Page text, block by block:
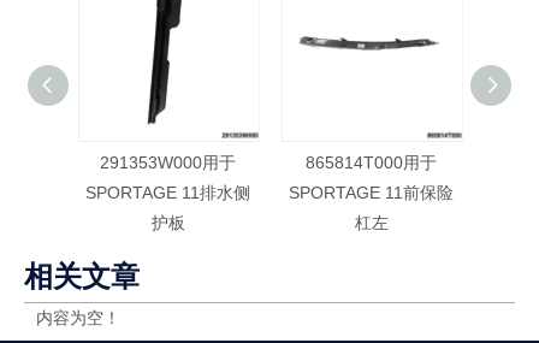
291353W000用于
SPORTAGE 11排水侧
护板
865814T000用于
SPORTAGE 11前保险
杠左
相关文章
内容为空！